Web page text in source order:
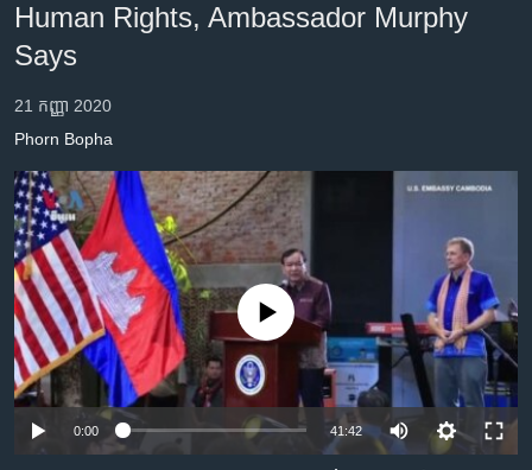
ចូល​
ទៅ​​
ទំព័រ​
ព័ត៌មាន​​
រំលង​
និង​
ចូល​
ទៅ​
ទំព័រ​
រចនា
សម្ព័ន្ធ​
រំលង​
និង​
ចិន
កម្ពុជាច្នៃប្រតិដ្ឋ
ព្រឹត្តិការណ៍ព័ត៌មាន
ទូរទស្សន៍ / វីដេអូ​
វិទ្យុ / ផតខាសថ៍
កម្មវិធីទាំងអស់
Khmer English
បណ្តាញ​សង្គម
Human Rights, Ambassador Murphy
Says
21 កញ្ញា 2020
Phorn Bopha
No media source currently available
0:00 41:42